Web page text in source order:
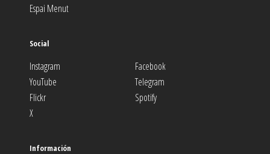
Espai Menut
Social
Instagram
Facebook
YouTube
Telegram
Flickr
Spotify
X
Información